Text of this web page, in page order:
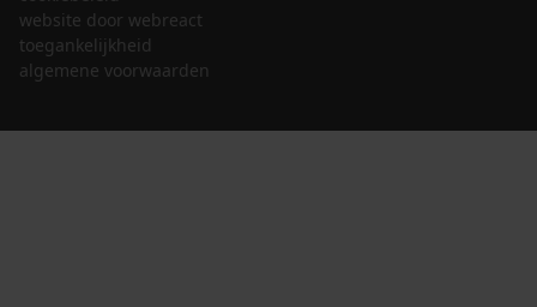
website door webreact
toegankelijkheid
algemene voorwaarden